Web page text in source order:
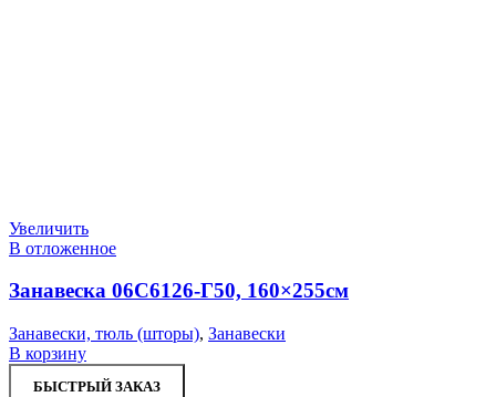
Увеличить
В отложенное
Занавеска 06С6126-Г50, 160×255см
Занавески, тюль (шторы), Занавески
В корзину
БЫСТРЫЙ ЗАКАЗ